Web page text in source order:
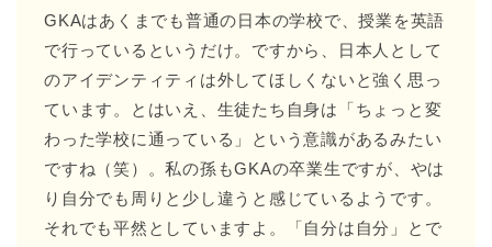
GKAはあくまでも普通の日本の学校で、授業を英語
で行っているというだけ。ですから、日本人として
のアイデンティティは外してほしくないと強く思っ
ています。とはいえ、生徒たち自身は「ちょっと変
わった学校に通っている」という意識があるみたい
ですね（笑）。私の孫もGKAの卒業生ですが、やは
り自分でも周りと少し違うと感じているようです。
それでも平然としていますよ。「自分は自分」とで